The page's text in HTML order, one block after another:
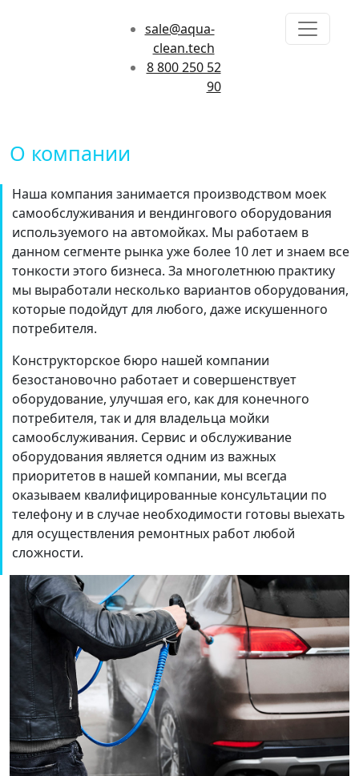
sale@aqua-
clean.tech
8 800 250 52
90
О компании
Наша компания занимается производством моек
самообслуживания и вендингового оборудования
используемого на автомойках. Мы работаем в
данном сегменте рынка уже более 10 лет и знаем все
тонкости этого бизнеса. За многолетнюю практику
мы выработали несколько вариантов оборудования,
которые подойдут для любого, даже искушенного
потребителя.
Конструкторское бюро нашей компании
безостановочно работает и совершенствует
оборудование, улучшая его, как для конечного
потребителя, так и для владельца мойки
самообслуживания. Сервис и обслуживание
оборудования является одним из важных
приоритетов в нашей компании, мы всегда
оказываем квалифицированные консультации по
телефону и в случае необходимости готовы выехать
для осуществления ремонтных работ любой
сложности.